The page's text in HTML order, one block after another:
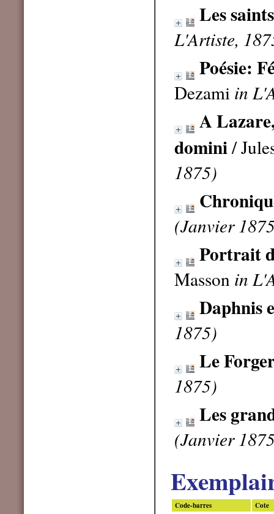
Les
L'Artiste,
Poésie:
Dezami in
A
domini/
1875)
(Janvier
Portrait
Masson in
Daphnis
1875)
Le
1875)
Les
(Janvier
Code-barres Cote